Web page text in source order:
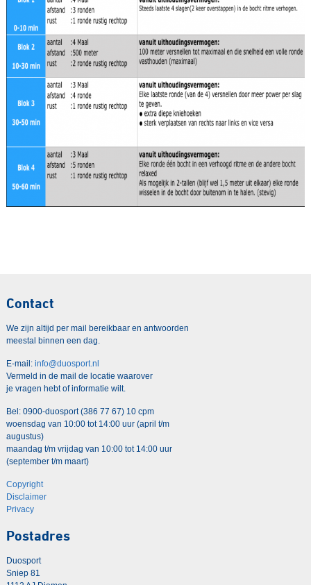
Contact
We zijn altijd per mail bereikbaar en antwoorden
meestal binnen een dag.
E-mail: info@duosport.nl
Vermeld in de mail de locatie waarover
je vragen hebt of informatie wilt.
Bel: 0900-duosport (386 77 67) 10 cpm
woensdag van 10:00 tot 14:00 uur (april t/m
augustus)
maandag t/m vrijdag van 10:00 tot 14:00 uur
(september t/m maart)
Copyright
Disclaimer
Privacy
Postadres
Duosport
Sniep 81